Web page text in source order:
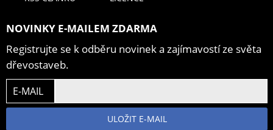
NOVINKY E-MAILEM ZDARMA
Registrujte se k odběru novinek a zajímavostí ze světa
dřevostaveb.
E-MAIL
ULOŽIT E-MAIL